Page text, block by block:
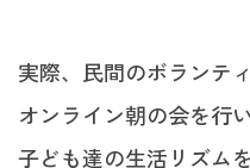
実際、民間のボランテ
オンライン朝の会を行い
子ども達の生活リズム